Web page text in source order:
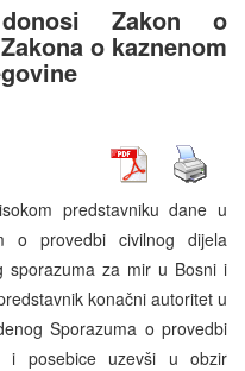
Zakon o
o kaznenom
predstavniku dane u
o provedbi civilnog dijela
sporazuma za mir u Bosni i
konačni autoritet u
Sporazuma o provedbi
i posebice uzevši u obzir